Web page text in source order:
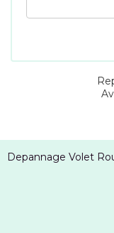
Depannage Volet